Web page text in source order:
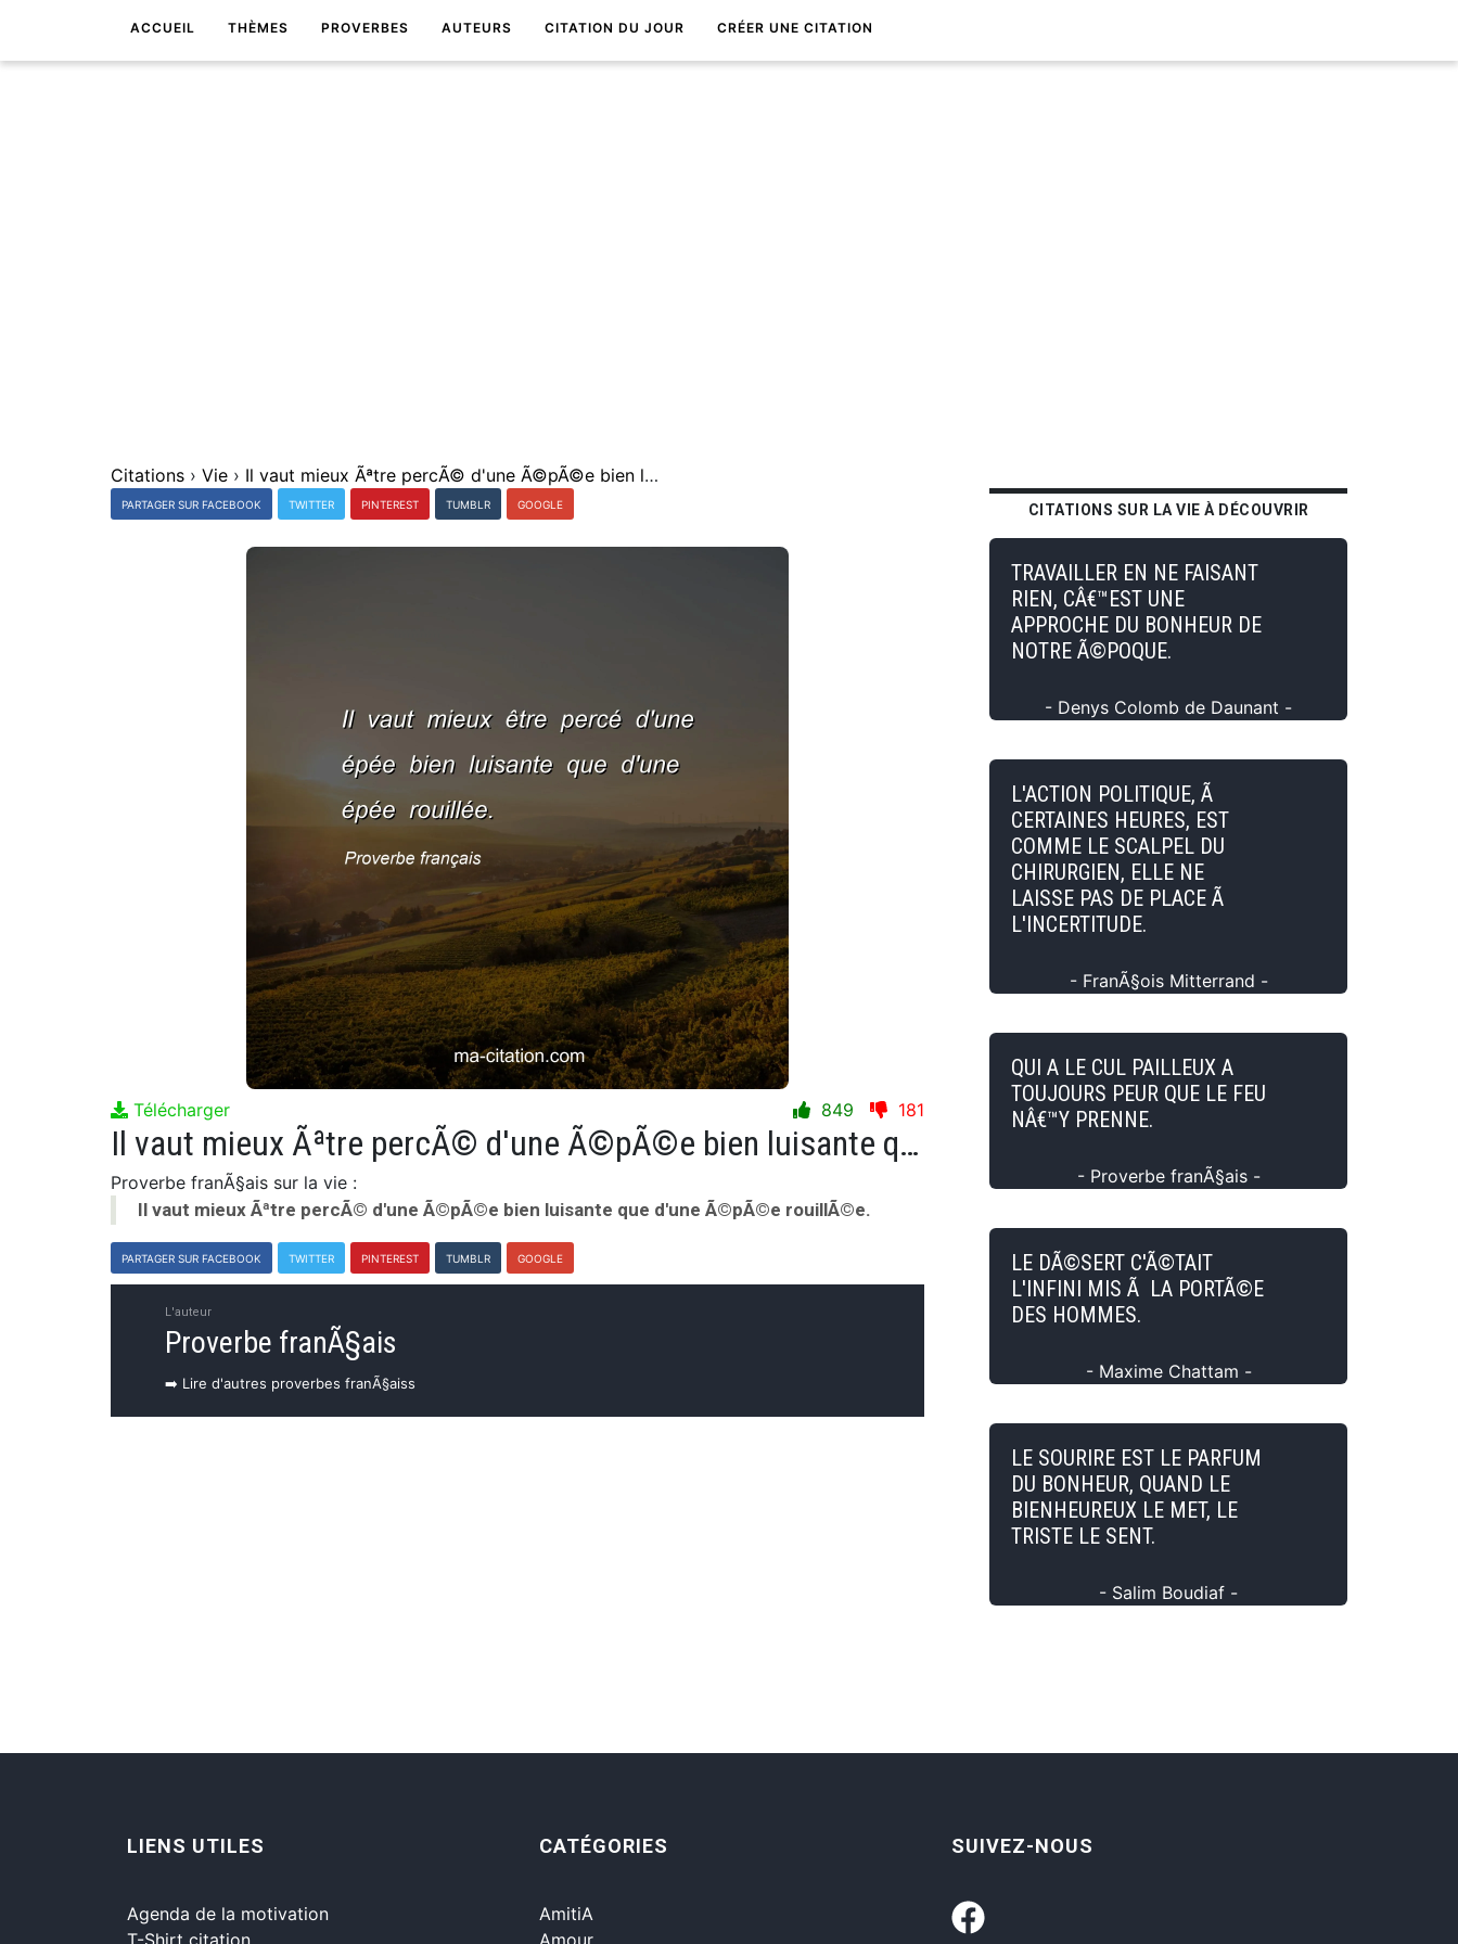
ACCUEIL THÈMES PROVERBES AUTEURS CITATION DU JOUR CRÉER UNE CITATION
Citations › Vie › Il vaut mieux Ãªtre percÃ© d'une Ã©pÃ©e bien luisante que d'une Ã©pÃ©e rouillÃ©e.
PARTAGER SUR FACEBOOK TWITTER PINTEREST TUMBLR GOOGLE
Télécharger 849 181
Il vaut mieux Ãªtre percÃ© d'une Ã©pÃ©e bien luisante que d'une Ã©pÃ©e rouillÃ©e.
Proverbe franÃ§ais sur la vie :
Il vaut mieux Ãªtre percÃ© d'une Ã©pÃ©e bien luisante que d'une Ã©pÃ©e rouillÃ©e.
PARTAGER SUR FACEBOOK TWITTER PINTEREST TUMBLR GOOGLE
L'auteur
Proverbe franÃ§ais
➡️ Lire d'autres proverbes franÃ§aiss
CITATIONS SUR LA VIE À DÉCOUVRIR
TRAVAILLER EN NE FAISANT
RIEN, CÂ€™EST UNE
APPROCHE DU BONHEUR DE
NOTRE Ã©POQUE.
- Denys Colomb de Daunant -
L'ACTION POLITIQUE, Ã
CERTAINES HEURES, EST
COMME LE SCALPEL DU
CHIRURGIEN, ELLE NE
LAISSE PAS DE PLACE Ã
L'INCERTITUDE.
- FranÃ§ois Mitterrand -
QUI A LE CUL PAILLEUX A
TOUJOURS PEUR QUE LE FEU
NÂ€™Y PRENNE.
- Proverbe franÃ§ais -
LE DÃ©SERT C'Ã©TAIT
L'INFINI MIS Ã LA PORTÃ©E
DES HOMMES.
- Maxime Chattam -
LE SOURIRE EST LE PARFUM
DU BONHEUR, QUAND LE
BIENHEUREUX LE MET, LE
TRISTE LE SENT.
- Salim Boudiaf -
LIENS UTILES
Agenda de la motivation
T-Shirt citation
CATÉGORIES
AmitiA
Amour
SUIVEZ-NOUS